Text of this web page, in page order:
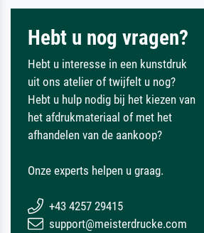
Hebt u nog vragen?
Hebt u interesse in een kunstdruk
uit ons atelier of twijfelt u nog?
Hebt u hulp nodig bij het kiezen van
het afdrukmateriaal of met het
afhandelen van de aankoop?
Onze experts helpen u graag.
+43 4257 29415
support@meisterdrucke.com